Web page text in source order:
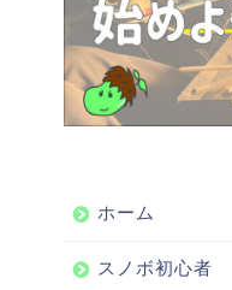
ホーム
スノボ初心者